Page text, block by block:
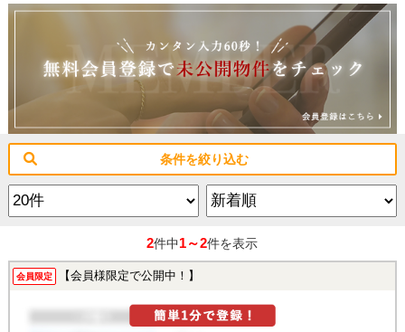
条件を絞り込む
2件中1～2件を表示
会員限定 【会員様限定で公開中！】